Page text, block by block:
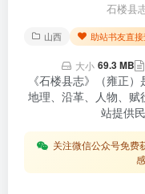
石楼县
山西 助站书友直
大小 69.3 MB
《石楼县志》（雍正
地理、沿革、人物、
站提供
关注微信公众号免费